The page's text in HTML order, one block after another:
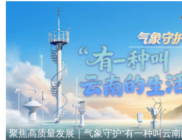
聚焦高质量发展｜气象守护“有一种叫云